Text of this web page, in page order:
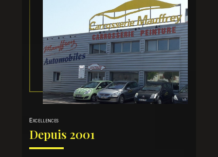
Excellences
Depuis 2001